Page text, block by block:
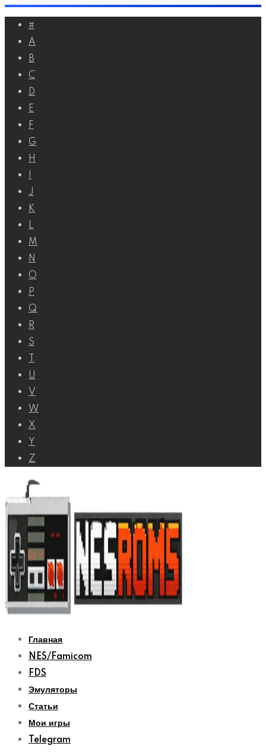
Перейти
контенту
#
A
B
C
D
E
F
G
H
J
K
L
M
N
O
P
Q
R
S
U
V
W
X
Y
Z
Главная
NES/Famicom
FDS
Эмуляторы
Статьи
Мои игры
Telegram